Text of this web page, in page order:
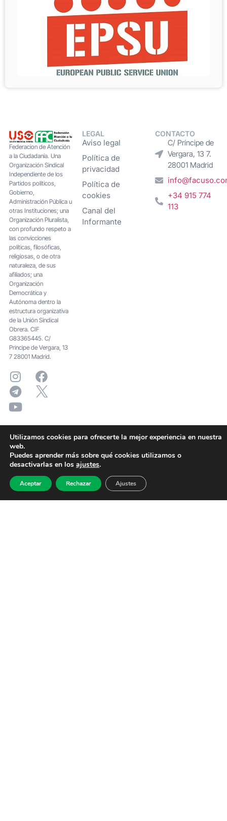
Federacion de Atención
a la Ciudadanía. Una
Organización Sindical
Independiente de los
Partidos políticos,
Gobierno,
Administración Pública u
otras Instituciones; una
Organización Pluralista,
con profundo respeto a
las convicciones
políticas, filosóficas,
religiosas, o de otra
naturaleza, de sus
afiliados; una
Organización
Democrática y
Autónoma dentro la
estructura organizativa
de la Unión Sindical
Obrera. CIF
G83365445. C/
Principe de Vergara, 13
7 28001 Madrid.
LEGAL
Aviso legal
Política de
privacidad
Política de
cookies
Canal del
Informante
CONTACTO
C/ Príncipe de
Vergara, 13 7.
28001 Madrid
+34 915 774
113
Utilizamos cookies para ofrecerte la mejor experiencia en nuestra
web.
Puedes aprender más sobre qué cookies utilizamos o
desactivarlas en los ajustes.
Aceptar Rechazar Ajustes